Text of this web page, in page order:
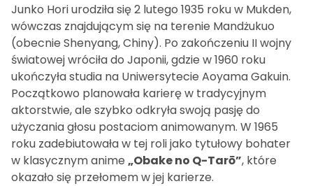
Junko Hori urodziła się 2 lutego 1935 roku w Mukden,
wówczas znajdującym się na terenie Mandżukuo
(obecnie Shenyang, Chiny). Po zakończeniu II wojny
światowej wróciła do Japonii, gdzie w 1960 roku
ukończyła studia na Uniwersytecie Aoyama Gakuin.
Początkowo planowała karierę w tradycyjnym
aktorstwie, ale szybko odkryła swoją pasję do
użyczania głosu postaciom animowanym. W 1965
roku zadebiutowała w tej roli jako tytułowy bohater
w klasycznym anime „Obake no Q-Tarō”, które
okazało się przełomem w jej karierze.